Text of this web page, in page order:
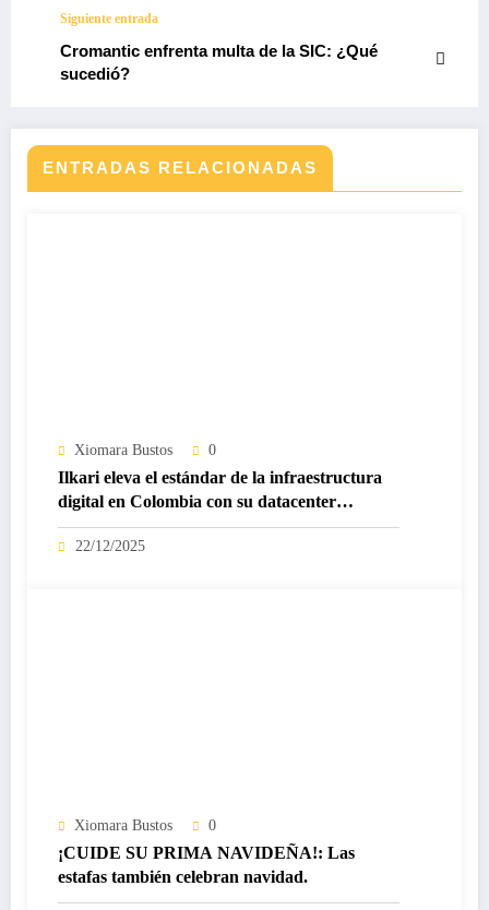
Siguiente entrada
Cromantic enfrenta multa de la SIC: ¿Qué
sucedió?
ENTRADAS RELACIONADAS
Xiomara Bustos 0
Ilkari eleva el estándar de la infraestructura
digital en Colombia con su datacenter
certificado Nivel IV de ICREA
22/12/2025
Xiomara Bustos 0
¡CUIDE SU PRIMA NAVIDEÑA!: Las
estafas también celebran navidad.